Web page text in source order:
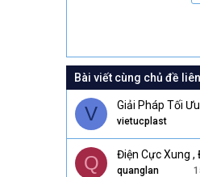
Bài viết cùng chủ đề
V Giải Pháp Tối
vietucplast
Q Điện Cực Xung ,
quanglan